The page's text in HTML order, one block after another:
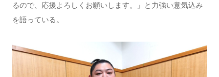
るので、応援よろしくお願いします。」と力強い意気込み
を語っている。